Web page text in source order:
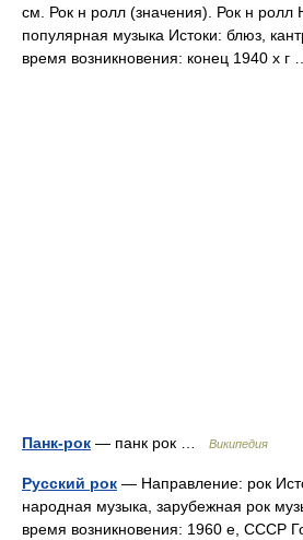
см. Рок н ролл (значения). Рок н ролл
популярная музыка Истоки: блюз,
время возникновения: конец 1940 х
Панк-рок — панк рок … Википедия
Русский рок — Направление: рок
народная музыка, зарубежная рок
время возникновения: 1960 е, СССР